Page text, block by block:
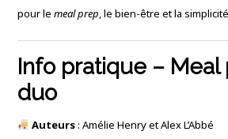
pour lemeal prep, le bien-être et la
Info pratique – Meal
duo
Auteurs: Amélie Henry et Alex L’Abbé